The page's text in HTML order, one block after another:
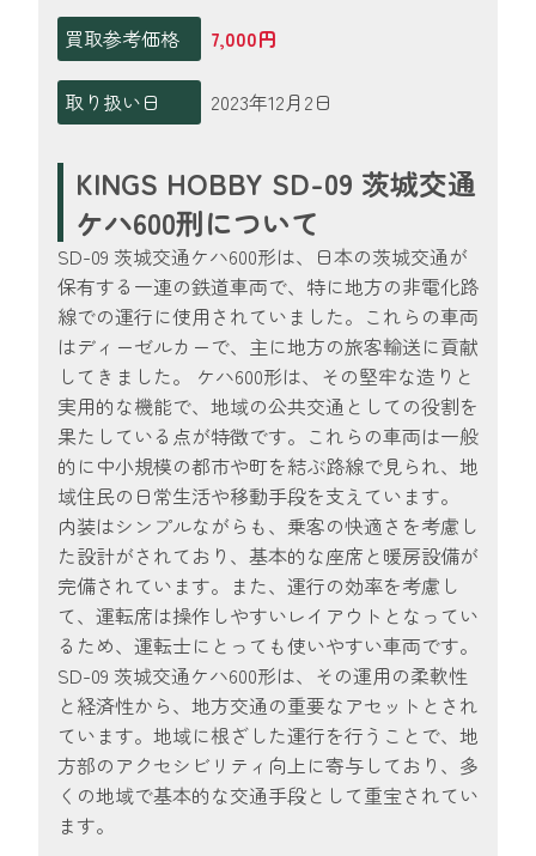
買取参考価格
7,000円
取り扱い日 2023年12月2日
KINGS HOBBY SD-09 茨城交通
ケハ600刑について
SD-09 茨城交通ケハ600形は、日本の茨城交通が
保有する一連の鉄道車両で、特に地方の非電化路
線での運行に使用されていました。これらの車両
はディーゼルカーで、主に地方の旅客輸送に貢献
してきました。 ケハ600形は、その堅牢な造りと
実用的な機能で、地域の公共交通としての役割を
果たしている点が特徴です。これらの車両は一般
的に中小規模の都市や町を結ぶ路線で見られ、地
域住民の日常生活や移動手段を支えています。
内装はシンプルながらも、乗客の快適さを考慮し
た設計がされており、基本的な座席と暖房設備が
完備されています。また、運行の効率を考慮し
て、運転席は操作しやすいレイアウトとなってい
るため、運転士にとっても使いやすい車両です。
SD-09 茨城交通ケハ600形は、その運用の柔軟性
と経済性から、地方交通の重要なアセットとされ
ています。地域に根ざした運行を行うことで、地
方部のアクセシビリティ向上に寄与しており、多
くの地域で基本的な交通手段として重宝されてい
ます。